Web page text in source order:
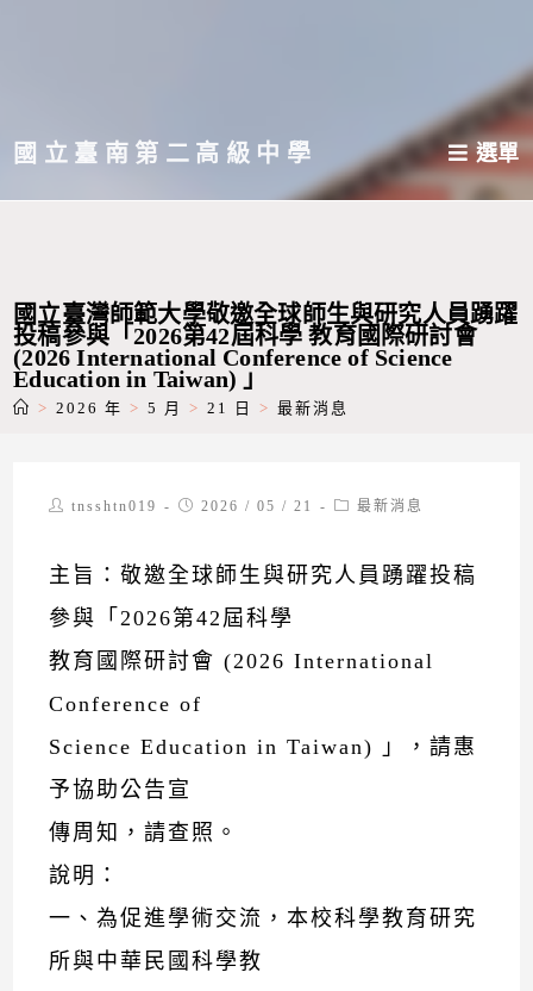
主國立臺南第二高級中學 選單
國立臺灣師範大學敬邀全球師生與研究人員踴躍
投稿參與「2026第42屆科學 教育國際研討會
(2026 International Conference of Science
Education in Taiwan) 」
> 2026 年 > 5 月 > 21 日 > 最新消息
Posttnsshtn019
Post2026 / 05 / 21
Post最新消息
主旨：敬邀全球師生與研究人員踴躍投稿
參與「2026第42屆科學
教育國際研討會 (2026 International
Conference of
Science Education in Taiwan) 」，請惠
予協助公告宣
傳周知，請查照。
說明：
一、為促進學術交流，本校科學教育研究
所與中華民國科學教